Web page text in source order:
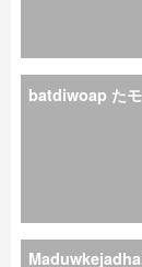
batdiwoap た